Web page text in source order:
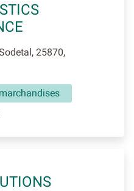
25870,